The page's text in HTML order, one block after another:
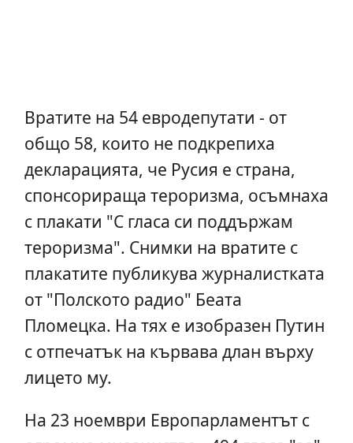
Вратите на 54 евродепутати - от
общо 58, които не подкрепиха
декларацията, че Русия е страна,
спонсорираща тероризма, осъмнаха
с плакати "С гласа си поддържам
тероризма". Снимки на вратите с
плакатите публикува журналистката
от "Полското радио" Беата
Пломецка. На тях е изобразен Путин
с отпечатък на кървава длан върху
лицето му.
На 23 ноември Европарламентът с